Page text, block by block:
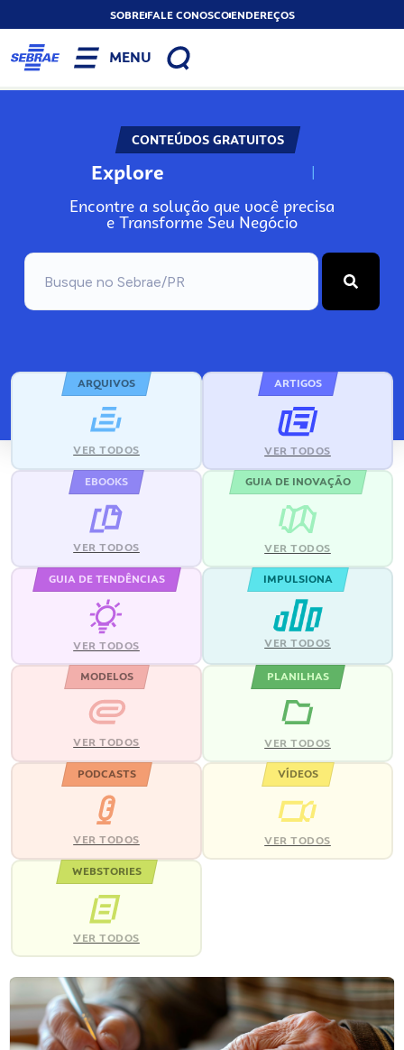
SOBREFALE CONOSCOENDEREÇOS
MENU
CONTEÚDOS GRATUITOS
Explore N
Encontre a solução que você precisa
e Transforme Seu Negócio
ARQUIVOS
VER TODOS
ARTIGOS
VER TODOS
EBOOKS
VER TODOS
GUIA DE INOVAÇÃO
VER TODOS
GUIA DE TENDÊNCIAS
VER TODOS
IMPULSIONA
VER TODOS
MODELOS
VER TODOS
PLANILHAS
VER TODOS
PODCASTS
VER TODOS
VÍDEOS
VER TODOS
WEBSTORIES
VER TODOS